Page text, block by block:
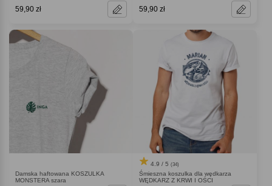
59,90 zł 59,90 zł
Damska haftowana KOSZULKA
MONSTERA szara
4.9 / 5 (34)
Śmieszna koszulka dla wędkarza
WĘDKARZ Z KRWI I OŚCI